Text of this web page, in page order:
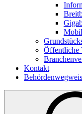
Öffentliche
Kontakt